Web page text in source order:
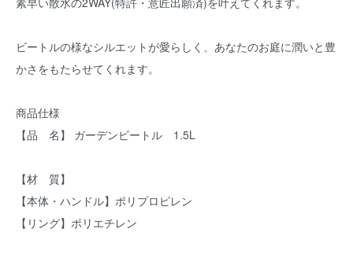
ビートルの様なシルエットが愛らしく、あなたのお庭に潤いと豊
かさをもたらせてくれます。
商品仕様
【品 名】 ガーデンビートル 1.5L
【材 質】
【本体・ハンドル】ポリプロピレン
【リング】ポリエチレン